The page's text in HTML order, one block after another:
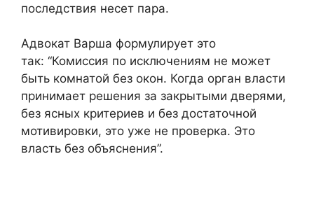
последствия несет пара.
Адвокат Варша формулирует это
так: “Комиссия по исключениям не может
быть комнатой без окон. Когда орган власти
принимает решения за закрытыми дверями,
без ясных критериев и без достаточной
мотивировки, это уже не проверка. Это
власть без объяснения”.